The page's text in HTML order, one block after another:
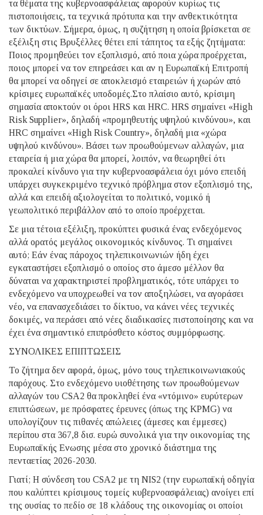
τα θέματα της κυβερνοασφάλειας αφορούν κυρίως τις
πιστοποιήσεις, τα τεχνικά πρότυπα και την ανθεκτικότητα
των δικτύων. Σήμερα, όμως, η συζήτηση η οποία βρίσκεται σε
εξέλιξη στις Βρυξέλλες θέτει επί τάπητος τα εξής ζητήματα:
Ποιος προμηθεύει τον εξοπλισμό, από ποια χώρα προέρχεται,
ποιος μπορεί να τον επηρεάσει και αν η Ευρωπαϊκή Επιτροπή
θα μπορεί να οδηγεί σε αποκλεισμό εταιρειών ή χωρών από
κρίσιμες ευρωπαϊκές υποδομές.Στο πλαίσιο αυτό, κρίσιμη
σημασία αποκτούν οι όροι HRS και HRC. HRS σημαίνει «High
Risk Supplier», δηλαδή «προμηθευτής υψηλού κινδύνου», και
HRC σημαίνει «High Risk Country», δηλαδή μια «χώρα
υψηλού κινδύνου». Βάσει των προωθούμενων αλλαγών, μια
εταιρεία ή μια χώρα θα μπορεί, λοιπόν, να θεωρηθεί ότι
προκαλεί κίνδυνο για την κυβερνοασφάλεια όχι μόνο επειδή
υπάρχει συγκεκριμένο τεχνικό πρόβλημα στον εξοπλισμό της,
αλλά και επειδή αξιολογείται το πολιτικό, νομικό ή
γεωπολιτικό περιβάλλον από το οποίο προέρχεται.
Σε μια τέτοια εξέλιξη, προκύπτει φυσικά ένας ενδεχόμενος
αλλά ορατός μεγάλος οικονομικός κίνδυνος. Τι σημαίνει
αυτό; Εάν ένας πάροχος τηλεπικοινωνιών ήδη έχει
εγκαταστήσει εξοπλισμό ο οποίος στο άμεσο μέλλον θα
δύναται να χαρακτηριστεί προβληματικός, τότε υπάρχει το
ενδεχόμενο να υποχρεωθεί να τον αποξηλώσει, να αγοράσει
νέο, να επανασχεδιάσει το δίκτυο, να κάνει νέες τεχνικές
δοκιμές, να περάσει από νέες διαδικασίες πιστοποίησης και να
έχει ένα σημαντικό επιπρόσθετο κόστος συμμόρφωσης.
ΣΥΝΟΛΙΚΕΣ ΕΠΙΠΤΩΣΕΙΣ
Το ζήτημα δεν αφορά, όμως, μόνο τους τηλεπικοινωνιακούς
παρόχους. Στο ενδεχόμενο υιοθέτησης των προωθούμενων
αλλαγών του CSA2 θα προκληθεί ένα «ντόμινο» ευρύτερων
επιπτώσεων, με πρόσφατες έρευνες (όπως της KPMG) να
υπολογίζουν τις πιθανές απώλειες (άμεσες και έμμεσες)
περίπου στα 367,8 δισ. ευρώ συνολικά για την οικονομίας της
Ευρωπαϊκής Ενωσης μέσα στο χρονικό διάστημα της
πενταετίας 2026-2030.
Γιατί; Η σύνδεση του CSA2 με τη NIS2 (την ευρωπαϊκή οδηγία
που καλύπτει κρίσιμους τομείς κυβερνοασφάλειας) ανοίγει επί
της ουσίας το πεδίο σε 18 κλάδους της οικονομίας οι οποίοι